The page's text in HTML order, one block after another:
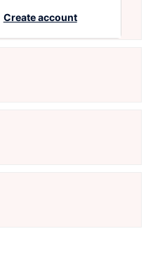
Create account